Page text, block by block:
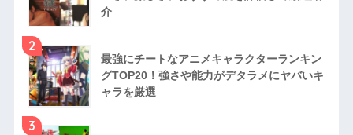
介
2
最強にチートなアニメキャラクターランキン
グTOP20！強さや能力がデタラメにヤバいキ
ャラを厳選
3